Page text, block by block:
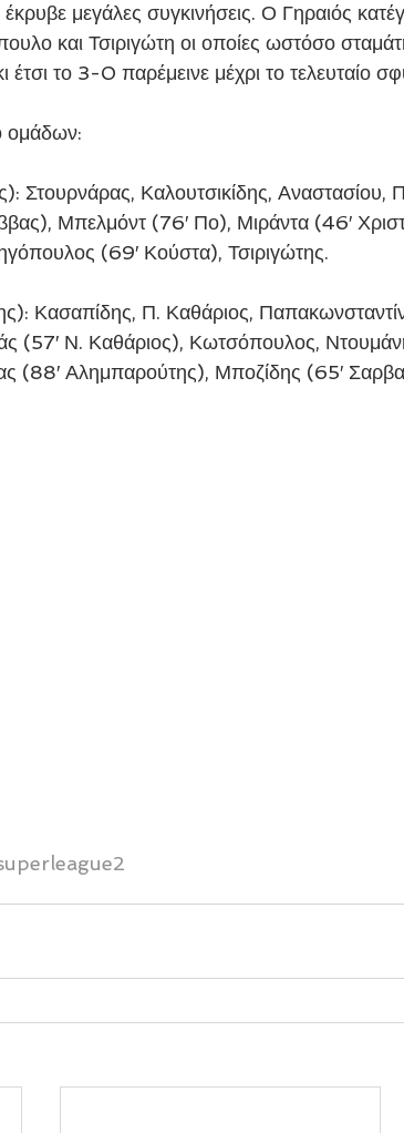
μεγάλες συγκινήσεις. Ο Γηραιός
και Τσιριγώτη οι οποίες ωστόσο
έτσι το 3-0 παρέμεινε μέχρι το τελευταίο
ομάδων:
Στουρνάρας, Καλουτσικίδης, Αναστασίου,
Μπελμόντ (76′ Πο), Μιράντα (46′
(69′ Κούστα), Τσιριγώτης.
Κασαπίδης, Π. Καθάριος,
(57′ Ν. Καθάριος), Κωτσόπουλος,
(88′ Αλημπαρούτης), Μποζίδης (65′